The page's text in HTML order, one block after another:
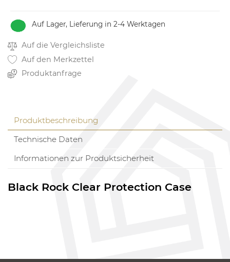
Auf Lager, Lieferung in 2-4 Werktagen
Auf die Vergleichsliste
Auf den Merkzettel
Produktanfrage
Produktbeschreibung
Technische Daten
Informationen zur Produktsicherheit
Black Rock Clear Protection Case